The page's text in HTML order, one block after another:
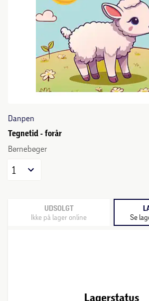
Danpen
Tegnetid - forår
Børnebøger
1
UDSOLGT
Ikke på lager online Se
Lagerstatus